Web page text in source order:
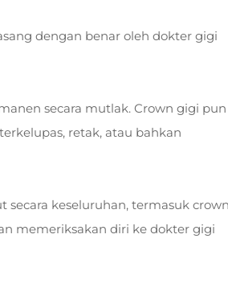
dengan benar oleh dokter gigi
secara mutlak. Crown gigi pun
retak, atau bahkan
keseluruhan, termasuk crown
memeriksakan diri ke dokter gigi